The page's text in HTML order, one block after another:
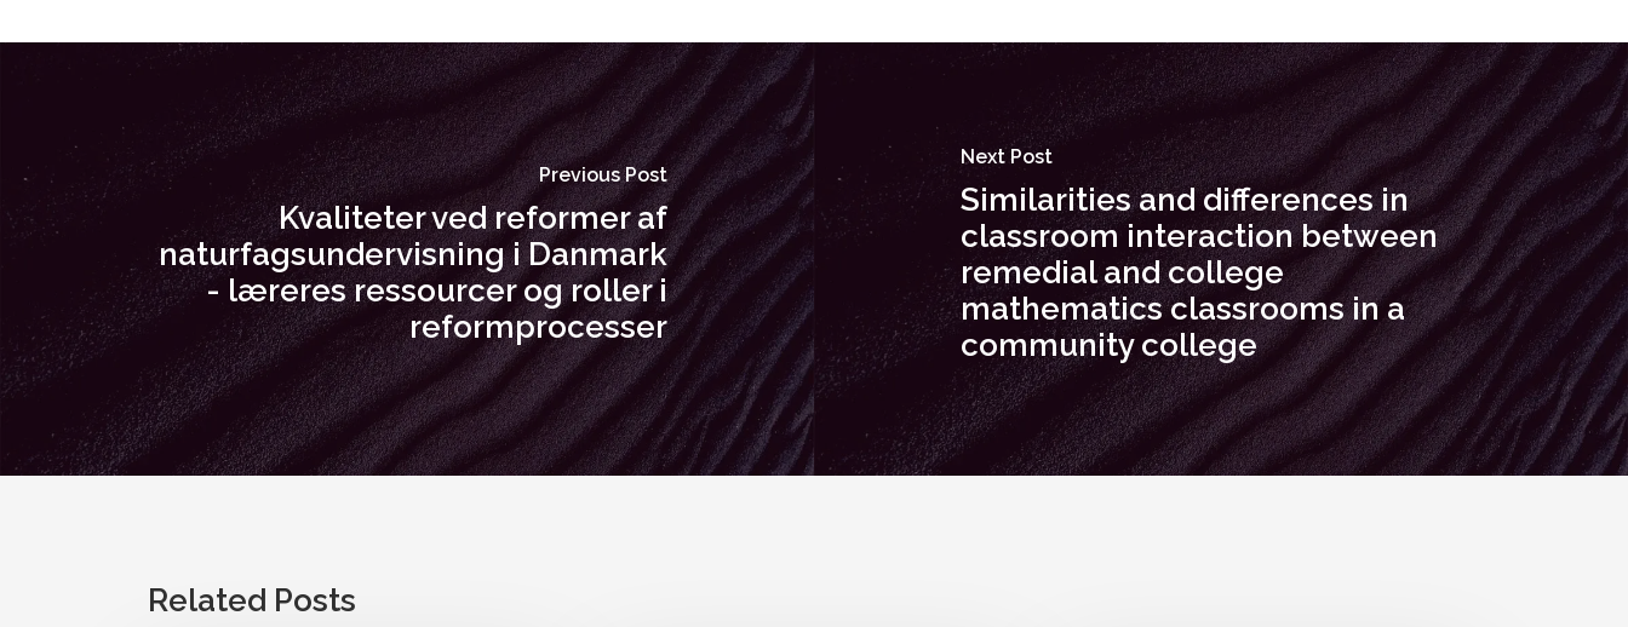
Previous Post
Kvaliteter ved reformer af
naturfagsundervisning i Danmark
- læreres ressourcer og roller i
reformprocesser
Next Post
Similarities and differences in
classroom interaction between
remedial and college
mathematics classrooms in a
community college
Related Posts